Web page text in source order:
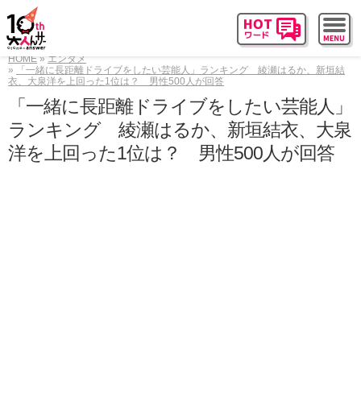
HOME
エンタメ
「一緒に長距離ドライブをしたい芸能人」ランキング 綾瀬はるか、新垣結
衣、大泉洋を上回った1位は？ 男性500人が回答
「一緒に長距離ドライブをしたい芸能人」
ランキング 綾瀬はるか、新垣結衣、大泉
洋を上回った1位は？ 男性500人が回答